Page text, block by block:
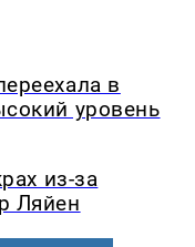
в
уровень
из-за
Ляйен